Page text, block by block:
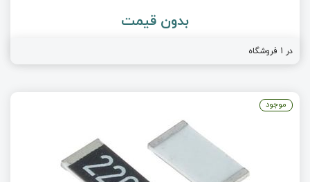
بدون قیمت
در 1 فروشگاه
موجود